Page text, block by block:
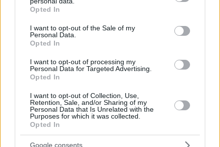
grant or deny consent to Google and its third-party tags to
use your data for below specified purposes in below Google
consent section.
Opted In
I want to opt-out of the Sale of my
Personal Data.
Opted In
I want to opt-out of processing my
Personal Data for Targeted Advertising.
Opted In
I want to opt-out of Collection, Use,
Retention, Sale, and/or Sharing of my
Personal Data that Is Unrelated with the
Purposes for which it was collected.
Opted In
Google consents
EMAIL